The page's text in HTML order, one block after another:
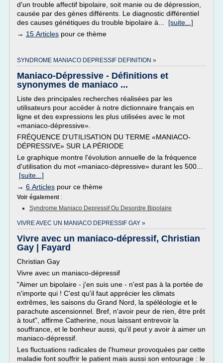
d'un trouble affectif bipolaire, soit manie ou de dépression,
causée par des gènes différents. Le diagnostic différentiel
des causes génétiques du trouble bipolaire à... [suite...]
→ 15 Articles pour ce thème
SYNDROME MANIACO DEPRESSIF DEFINITION »
Maniaco-Dépressive - Définitions et
synonymes de maniaco ...
Liste des principales recherches réalisées par les
utilisateurs pour accéder à notre dictionnaire français en
ligne et des expressions les plus utilisées avec le mot
«maniaco-dépressive».
FRÉQUENCE D'UTILISATION DU TERME «MANIACO-
DÉPRESSIVE» SUR LA PÉRIODE
Le graphique montre l'évolution annuelle de la fréquence
d'utilisation du mot «maniaco-dépressive» durant les 500...
[suite...]
→ 6 Articles pour ce thème
Voir également :
Syndrome Maniaco Depressif Ou Desordre Bipolaire
VIVRE AVEC UN MANIACO DEPRESSIF GAY »
Vivre avec un maniaco-dépressif, Christian
Gay | Fayard
Christian Gay
Vivre avec un maniaco-dépressif
"Aimer un bipolaire - j'en suis une - n'est pas à la portée de
n'importe qui ! C'est qu'il faut apprécier les climats
extrêmes, les saisons du Grand Nord, la spéléologie et le
parachute ascensionnel. Bref, n'avoir peur de rien, être prêt
à tout", affirme Catherine, nous laissant entrevoir la
souffrance, et le bonheur aussi, qu'il peut y avoir à aimer un
maniaco-dépressif.
Les fluctuations radicales de l'humeur provoquées par cette
maladie font souffrir le patient mais aussi son entourage : le